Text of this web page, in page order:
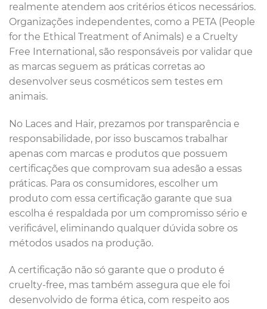
realmente atendem aos critérios éticos necessários.
Organizações independentes, como a PETA (People
for the Ethical Treatment of Animals) e a Cruelty
Free International, são responsáveis por validar que
as marcas seguem as práticas corretas ao
desenvolver seus cosméticos sem testes em
animais.
No Laces and Hair, prezamos por transparência e
responsabilidade, por isso buscamos trabalhar
apenas com marcas e produtos que possuem
certificações que comprovam sua adesão a essas
práticas. Para os consumidores, escolher um
produto com essa certificação garante que sua
escolha é respaldada por um compromisso sério e
verificável, eliminando qualquer dúvida sobre os
métodos usados na produção.
A certificação não só garante que o produto é
cruelty-free, mas também assegura que ele foi
desenvolvido de forma ética, com respeito aos